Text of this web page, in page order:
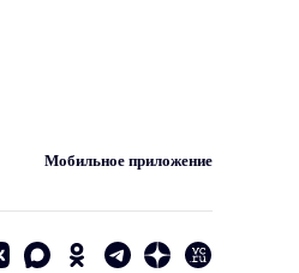
Мобильное приложение